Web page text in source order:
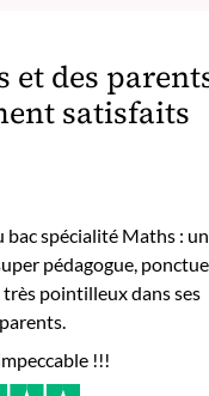
et des
satisfaits
bac spécialité Maths : un
pédagogue,
pointilleux dans ses
!!!